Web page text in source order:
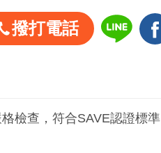
撥打電話
檢查，符合SAVE認證標準